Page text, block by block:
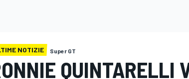
NOTIZIE Super GT
QUINTARELLI